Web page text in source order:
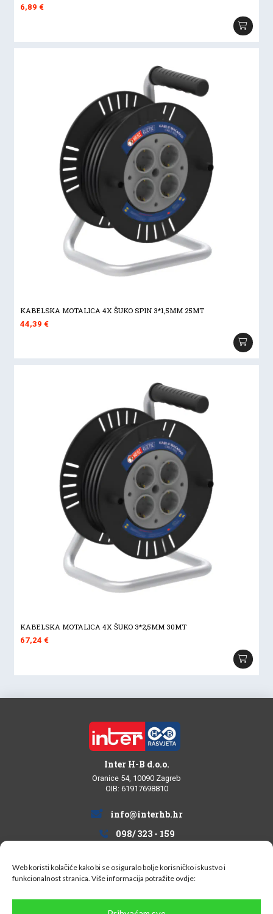
Web koristi kolačiće kako bi se osiguralo bolje korisničko iskustvo i
funkcionalnost stranica. Više informacija potražite ovdje:
6,89€
KABELSKA MOTALICA 4X ŠUKO SPIN 3*1,5MM 25MT
44,39€
KABELSKA MOTALICA 4X ŠUKO 3*2,5MM 30MT
67,24€
Inter H-B d.o.o.
Oranice 54, 10090 Zagreb
OIB: 61917698810
info@interhb.hr
098/ 323 - 159